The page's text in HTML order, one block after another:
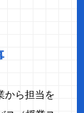
から担当を